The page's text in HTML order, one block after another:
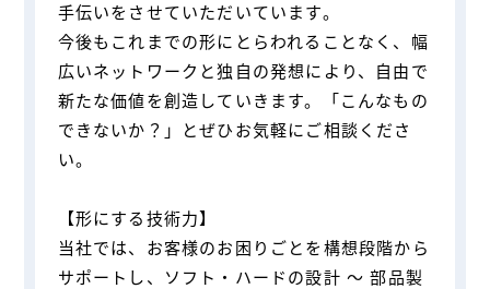
手伝いをさせていただいています。
今後もこれまでの形にとらわれることなく、幅
広いネットワークと独自の発想により、自由で
新たな価値を創造していきます。「こんなもの
できないか？」とぜひお気軽にご相談くださ
い。
【形にする技術力】
当社では、お客様のお困りごとを構想段階から
サポートし、ソフト・ハードの設計 ～ 部品製